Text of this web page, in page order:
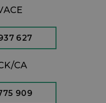
627
CA
909